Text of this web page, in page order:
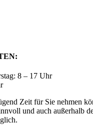
8 – 17 Uhr
Zeit für Sie nehmen
und auch außerhalb